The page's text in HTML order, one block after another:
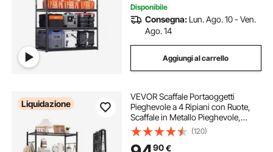
Disponibile
Consegna: Lun. Ago. 10 - Ven.
Ago. 14
Aggiungi al carrello
Liquidazione
VEVOR Scaffale Portaoggetti
Pieghevole a 4 Ripiani con Ruote,
Scaffale in Metallo Pieghevole,
Robusto, Senza Montaggio, Ideale
per Garage, Cucina, Nero, Capacità
90,7 kg 530 x 910 x 1520 mm
(120)
90€